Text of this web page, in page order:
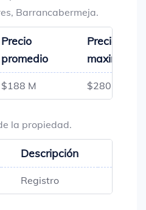
Barrancabermeja.
Precio
promedio
Precio
maximo
$188 M $280 M
la propiedad.
Descripción
Registro